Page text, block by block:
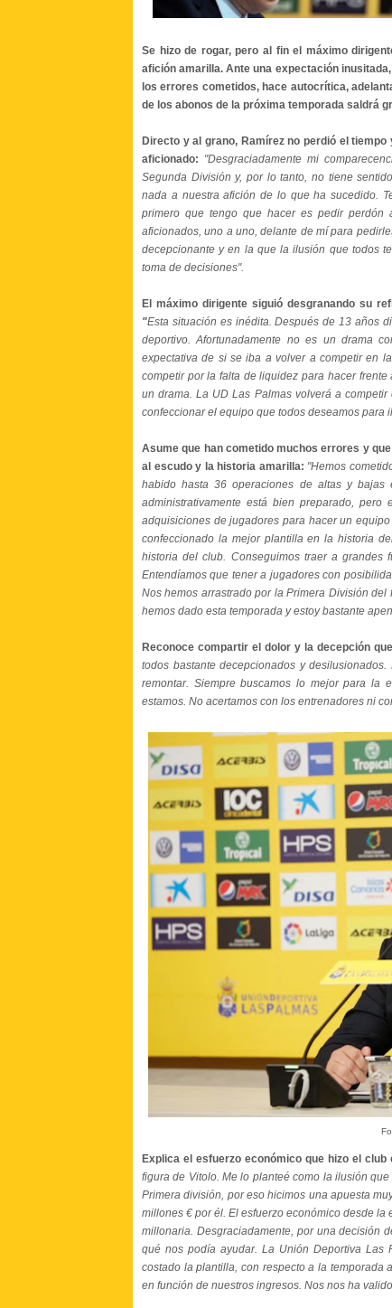
Se hizo de rogar, pero al fin el máximo
afición amarilla. Ante una expectación
los errores cometidos, hace autocrítica,
de los abonos de la próxima temporada saldrá
Directo y al grano, Ramírez no perdió el
aficionado: "Desgraciadamente mi
Segunda División y, por lo tanto, no tiene
nada a nuestra afición de lo que ha sucedido.
primero que tengo que hacer es pedir perdón
aficionados, uno a uno, delante de mí para
decepcionante y en la que la ilusión que todos
toma de decisiones".
El máximo dirigente siguió desgranando su
"Esta situación es inédita. Después de 13 años
deportivo. Afortunadamente no es un drama
expectativa de si se iba a volver a competir en
competir por la falta de liquidez para hacer
un drama. La UD Las Palmas volverá a
confeccionar el equipo que todos deseamos para
Asume que han cometido muchos errores y
al escudo y la historia amarilla: "Hemos
habido hasta 36 operaciones de altas y
administrativamente está bien preparado,
adquisiciones de jugadores para hacer un
confeccionado la mejor plantilla en la historia
historia del club. Conseguimos traer a grandes
Entendíamos que tener a jugadores con
Nos hemos arrastrado por la Primera División
hemos dado esta temporada y estoy bastante
Reconoce compartir el dolor y la decepción
todos bastante decepcionados y
remontar. Siempre buscamos lo mejor para la
estamos. No acertamos con los entrenadores ni
Explica el esfuerzo económico que hizo el
figura de Vitolo. Me lo planteé como la ilusión
Primera división, por eso hicimos una apuesta
millones € por él. El esfuerzo económico desde
millonaria. Desgraciadamente, por una decisión
qué nos podía ayudar. La Unión Deportiva Las
costado la plantilla, con respecto a la temporada
en función de nuestros ingresos. Nos nos ha